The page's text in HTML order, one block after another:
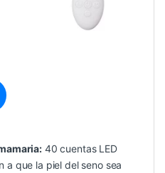
40 cuentas LED
a que la piel del seno sea